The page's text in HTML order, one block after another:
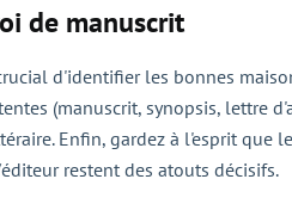
de manuscrit
d'identifier les bonnes
(manuscrit, synopsis, lettre
Enfin, gardez à l'esprit que
restent des atouts décisifs.